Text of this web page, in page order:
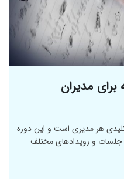
مدیران
کلیدی هر مدیری است و این دوره
جلسات و رویدادهای مختلف